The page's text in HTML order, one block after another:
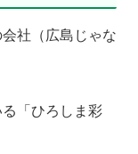
社（広島じゃな
「ひろしま彩